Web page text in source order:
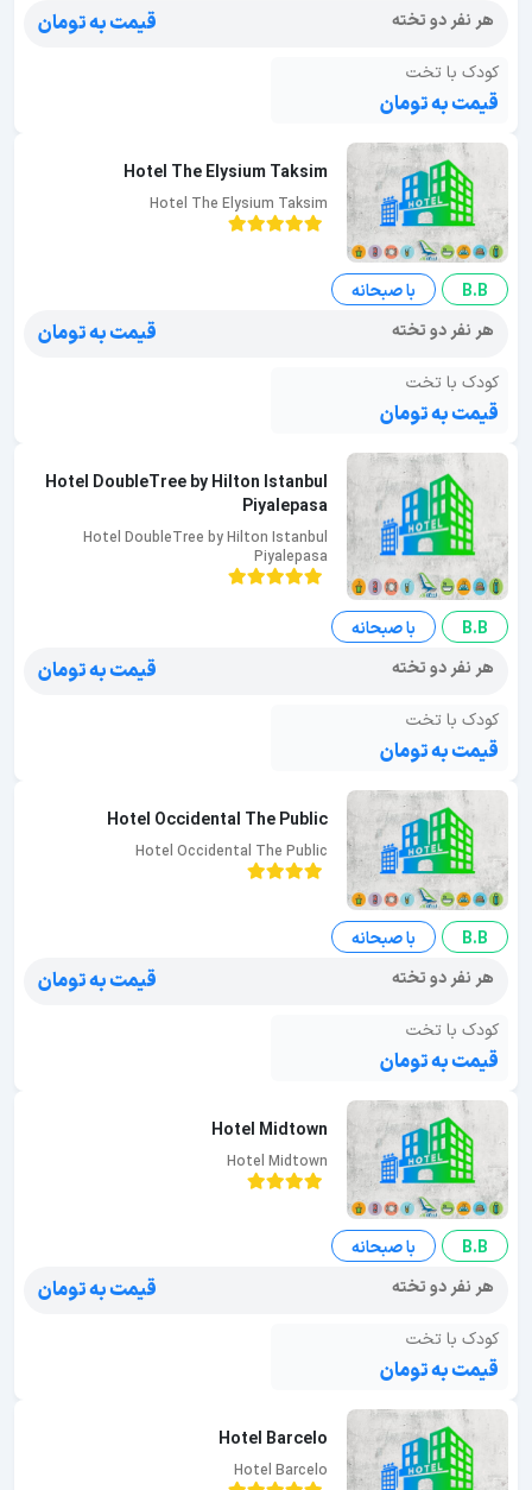
هر نفر دو تخته
قیمت به تومان
کودک با تخت
قیمت به تومان
Hotel The Elysium Taksim
Hotel The Elysium Taksim
B.B
با صبحانه
هر نفر دو تخته
قیمت به تومان
کودک با تخت
قیمت به تومان
Hotel DoubleTree by Hilton Istanbul
Piyalepasa
Hotel DoubleTree by Hilton Istanbul
Piyalepasa
B.B
با صبحانه
هر نفر دو تخته
قیمت به تومان
کودک با تخت
قیمت به تومان
Hotel Occidental The Public
Hotel Occidental The Public
B.B
با صبحانه
هر نفر دو تخته
قیمت به تومان
کودک با تخت
قیمت به تومان
Hotel Midtown
Hotel Midtown
B.B
با صبحانه
هر نفر دو تخته
قیمت به تومان
کودک با تخت
قیمت به تومان
Hotel Barcelo
Hotel Barcelo